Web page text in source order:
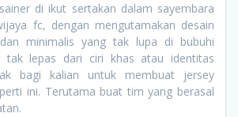
di ikut sertakan dalam sayembara
fc, dengan mengutamakan desain
minimalis yang tak lupa di bubuhi
tak lepas dari ciri khas atau identitas
bagi kalian untuk membuat jersey
ini. Terutama buat tim yang berasal